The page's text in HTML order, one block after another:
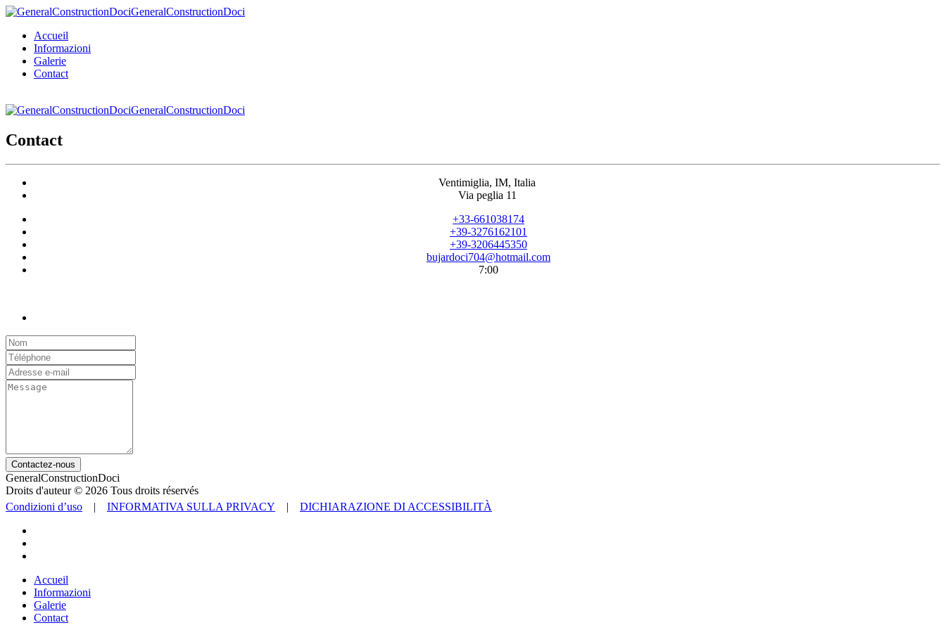
GeneralConstructionDoci
Accueil
Informazioni
Galerie
Contact
GeneralConstructionDoci
Contact
Ventimiglia, IM, Italia
Via peglia 11
+33-661038174
+39-3276162101
+39-3206445350
bujardoci704@hotmail.com
7:00
Contactez-nous
GeneralConstructionDoci
Droits d'auteur © 2026 Tous droits réservés
Condizioni d’uso | INFORMATIVA SULLA PRIVACY | DICHIARAZIONE DI ACCESSIBILITÀ
Accueil
Informazioni
Galerie
Contact